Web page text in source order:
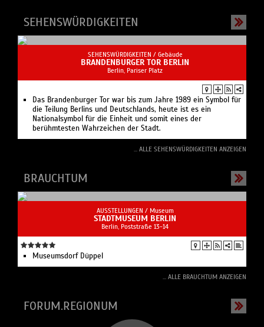
SEHENSWÜRDIGKEITEN /Gebäude
BRANDENBURGER TOR BERLIN
Berlin, Pariser Platz
Das Brandenburger Tor war bis zum Jahre 1989 ein Symbol für
die Teilung Berlins und Deutschlands, heute ist es ein
Nationalsymbol für die Einheit und somit eines der
berühmtesten Wahrzeichen der Stadt.
AUSSTELLUNGEN / Museum
STADTMUSEUM BERLIN
Berlin, Poststraße 13-14
Museumsdorf Düppel